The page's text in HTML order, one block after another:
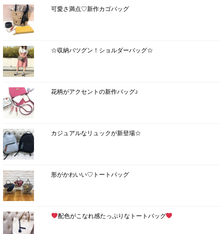
可愛さ満点♡新作カゴバッグ
☆収納バツグン！ショルダーバッグ☆
花柄がアクセントの新作バッグ♪
カジュアルなリュックが新登場☆
形がかわいい♡トートバッグ
配色がこなれ感たっぷりなトートバッグ